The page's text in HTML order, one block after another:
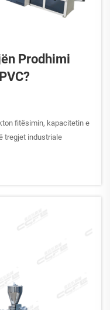
Prodhimi
fitësimin, kapacitetin e
tregjet industriale
vijën prodhimi të
të analizojnë shumë